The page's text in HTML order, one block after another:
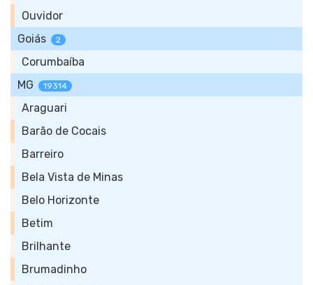
Ouvidor
Goiás
2
Corumbaíba
MG
19314
Araguari
Barão de Cocais
Barreiro
Bela Vista de Minas
Belo Horizonte
Betim
Brilhante
Brumadinho